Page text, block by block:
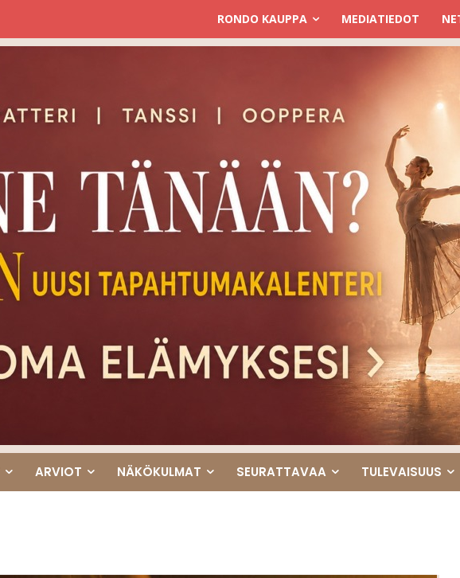
RONDO KAUPPA MEDIATIEDOT
ARVIOT NÄKÖKULMAT SEURATTAVAA TULEVAISUUS